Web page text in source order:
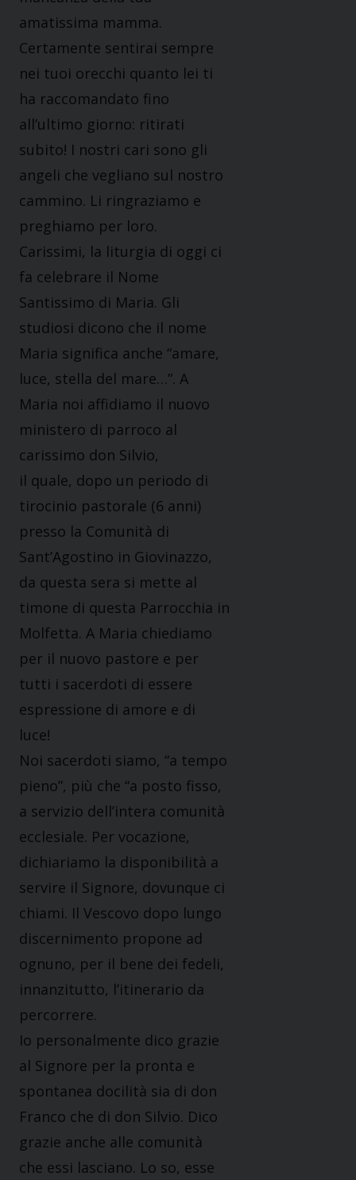
amatissima mamma.
Certamente sentirai sempre
nei tuoi orecchi quanto lei ti
ha raccomandato fino
all’ultimo giorno: ritirati
subito! I nostri cari sono gli
angeli che vegliano sul nostro
cammino. Li ringraziamo e
preghiamo per loro.
Carissimi, la liturgia di oggi ci
fa celebrare il Nome
Santissimo di Maria. Gli
studiosi dicono che il nome
Maria significa anche “amare,
luce, stella del mare…”. A
Maria noi affidiamo il nuovo
ministero di parroco al
carissimo don Silvio,
il quale, dopo un periodo di
tirocinio pastorale (6 anni)
presso la Comunità di
Sant’Agostino in Giovinazzo,
da questa sera si mette al
timone di questa Parrocchia in
Molfetta. A Maria chiediamo
per il nuovo pastore e per
tutti i sacerdoti di essere
espressione di amore e di
luce!
Noi sacerdoti siamo, “a tempo
pieno”, più che “a posto fisso,
a servizio dell’intera comunità
ecclesiale. Per vocazione,
dichiariamo la disponibilità a
servire il Signore, dovunque ci
chiami. Il Vescovo dopo lungo
discernimento propone ad
ognuno, per il bene dei fedeli,
innanzitutto, l’itinerario da
percorrere.
Io personalmente dico grazie
al Signore per la pronta e
spontanea docilità sia di don
Franco che di don Silvio. Dico
grazie anche alle comunità
che essi lasciano. Lo so, esse